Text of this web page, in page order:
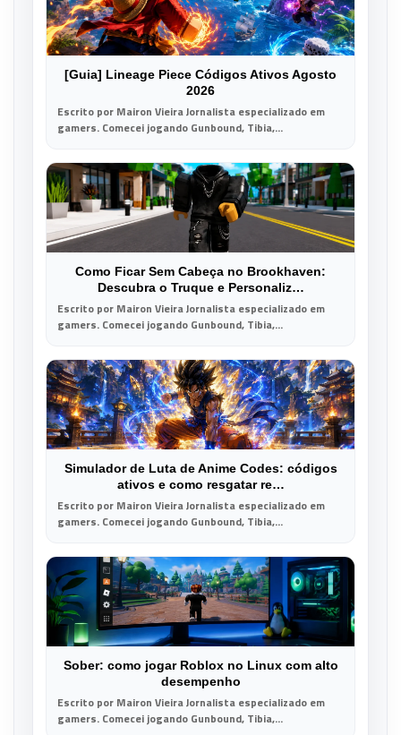
[Guia] Lineage Piece Códigos Ativos Agosto
2026
Escrito por Mairon Vieira Jornalista especializado em
gamers. Comecei jogando Gunbound, Tibia,...
Como Ficar Sem Cabeça no Brookhaven:
Descubra o Truque e Personaliz…
Escrito por Mairon Vieira Jornalista especializado em
gamers. Comecei jogando Gunbound, Tibia,...
Simulador de Luta de Anime Codes: códigos
ativos e como resgatar re…
Escrito por Mairon Vieira Jornalista especializado em
gamers. Comecei jogando Gunbound, Tibia,...
Sober: como jogar Roblox no Linux com alto
desempenho
Escrito por Mairon Vieira Jornalista especializado em
gamers. Comecei jogando Gunbound, Tibia,...